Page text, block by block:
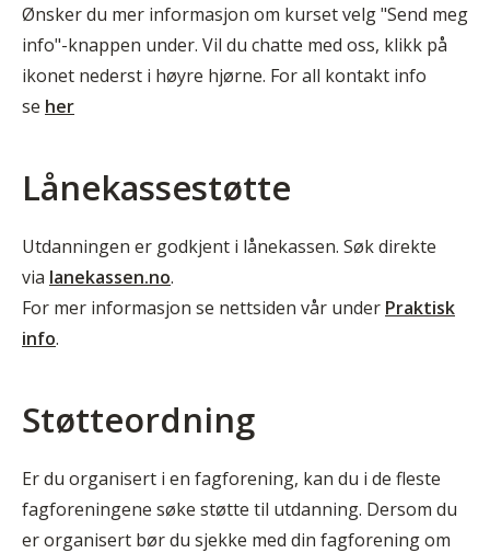
Ønsker du mer informasjon om kurset velg "Send meg
info"-knappen under. Vil du chatte med oss, klikk på
ikonet nederst i høyre hjørne. For all kontakt info
se her
Lånekassestøtte
Utdanningen er godkjent i lånekassen. Søk direkte
via lanekassen.no.
For mer informasjon se nettsiden vår under Praktisk
info.
Støtteordning
Er du organisert i en fagforening, kan du i de fleste
fagforeningene søke støtte til utdanning. Dersom du
er organisert bør du sjekke med din fagforening om